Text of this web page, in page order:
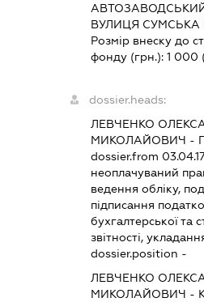
ВУЛИЦЯ СУМСЬКА
Розмір внеску до
фонду (грн.): 1 000
dossier.heads:
ЛЕВЧЕНКО
МИКОЛАЙОВИЧ -
dossier.from
неоплачуваний
ведення обліку,
підписання
бухгалтерської та
звітності,
dossier.position -
ЛЕВЧЕНКО
МИКОЛАЙОВИЧ -